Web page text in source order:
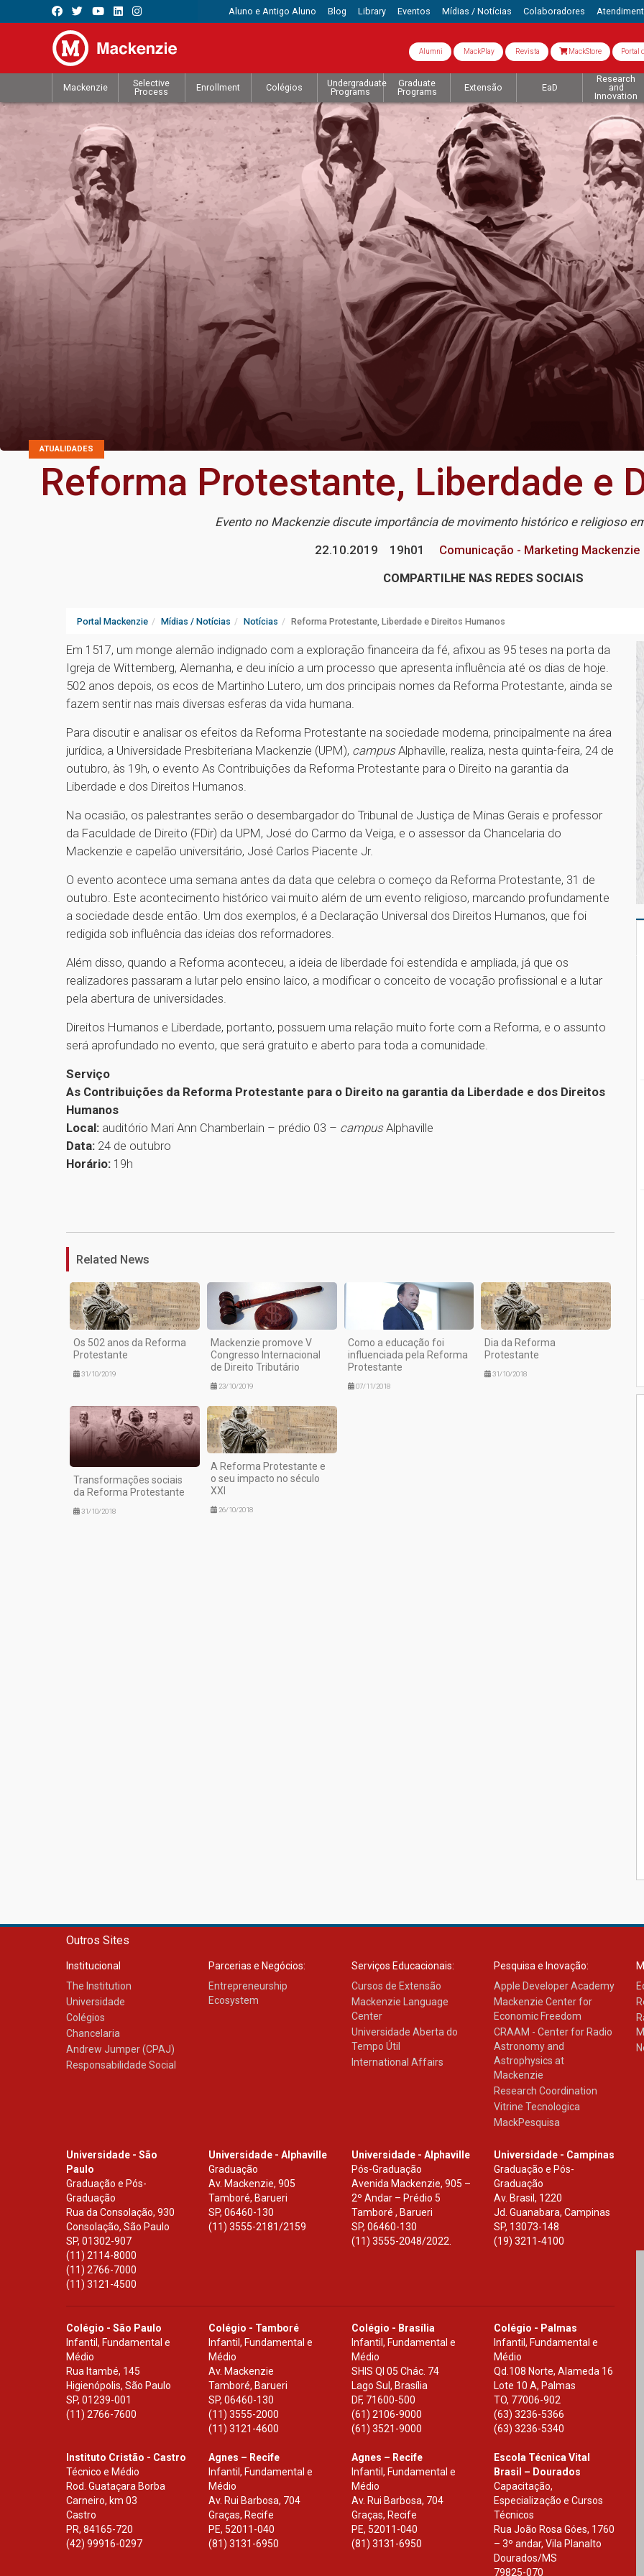
Aluno e Antigo Aluno Blog Library Eventos Mídias / Notícias Colaboradores
Alumni MackPlay Revista MackStore Portal
Mackenzie
Selective
Process
Enrollment Colégios
Undergraduate
Programs
Graduate
Programs
Extensão EaD
Research
and
Innovation
ATUALIDADES
Reforma Protestante, Liberdade e
Evento no Mackenzie discute importância de movimento histórico e religioso
22.10.2019
19h01
Comunicação - Marketing Mackenzie
COMPARTILHE NAS REDES SOCIAIS
Portal Mackenzie Mídias / Notícias Notícias Reforma Protestante, Liberdade e Direitos Humanos
Em 1517, um monge alemão indignado com a exploração financeira da fé, afixou as 95 teses na porta da
Igreja de Wittemberg, Alemanha, e deu início a um processo que apresenta influência até os dias de hoje.
502 anos depois, os ecos de Martinho Lutero, um dos principais nomes da Reforma Protestante, ainda se
fazem sentir nas mais diversas esferas da vida humana.
Para discutir e analisar os efeitos da Reforma Protestante na sociedade moderna, principalmente na área
jurídica, a Universidade Presbiteriana Mackenzie (UPM), campus Alphaville, realiza, nesta quinta-feira, 24 de
outubro, às 19h, o evento As Contribuições da Reforma Protestante para o Direito na garantia da
Liberdade e dos Direitos Humanos.
Na ocasião, os palestrantes serão o desembargador do Tribunal de Justiça de Minas Gerais e professor
da Faculdade de Direito (FDir) da UPM, José do Carmo da Veiga, e o assessor da Chancelaria do
Mackenzie e capelão universitário, José Carlos Piacente Jr.
O evento acontece uma semana antes da data que celebra o começo da Reforma Protestante, 31 de
outubro. Este acontecimento histórico vai muito além de um evento religioso, marcando profundamente
a sociedade desde então. Um dos exemplos, é a Declaração Universal dos Direitos Humanos, que foi
redigida sob influência das ideias dos reformadores.
Além disso, quando a Reforma aconteceu, a ideia de liberdade foi estendida e ampliada, já que os
realizadores passaram a lutar pelo ensino laico, a modificar o conceito de vocação profissional e a lutar
pela abertura de universidades.
Direitos Humanos e Liberdade, portanto, possuem uma relação muito forte com a Reforma, e o assunto
será aprofundado no evento, que será gratuito e aberto para toda a comunidade.
Serviço
As Contribuições da Reforma Protestante para o Direito na garantia da Liberdade e dos Direitos
Humanos
Local: auditório Mari Ann Chamberlain – prédio 03 – campus Alphaville
Data: 24 de outubro
Horário: 19h
Related News
Os 502 anos da Reforma
Protestante
31/10/2019
Mackenzie promove V
Congresso Internacional
de Direito Tributário
23/10/2019
Como a educação foi
influenciada pela Reforma
Protestante
07/11/2018
Dia da Reforma
Protestante
31/10/2018
Transformações sociais
da Reforma Protestante
31/10/2018
A Reforma Protestante e
o seu impacto no século
XXI
26/10/2018
Outros Sites
Institucional
The Institution
Universidade
Colégios
Chancelaria
Andrew Jumper (CPAJ)
Responsabilidade Social
Parcerias e Negócios:
Entrepreneurship
Ecosystem
Serviços Educacionais:
Cursos de Extensão
Mackenzie Language
Center
Universidade Aberta do
Tempo Útil
International Affairs
Pesquisa e Inovação:
Apple Developer Academy
Mackenzie Center for
Economic Freedom
CRAAM - Center for Radio
Astronomy and
Astrophysics at
Mackenzie
Research Coordination
Vitrine Tecnologica
MackPesquisa
Universidade - São
Paulo
Graduação e Pós-
Graduação
Rua da Consolação, 930
Consolação, São Paulo
SP, 01302-907
(11) 2114-8000
(11) 2766-7000
(11) 3121-4500
Universidade - Alphaville
Graduação
Av. Mackenzie, 905
Tamboré, Barueri
SP,06460-130
(11) 3555-2181/2159
Universidade - Alphaville
Pós-Graduação
Avenida Mackenzie, 905 –
2º Andar – Prédio 5
Tamboré , Barueri
SP, 06460-130
(11) 3555-2048/2022.
Universidade - Campinas
Graduação e Pós-
Graduação
Av. Brasil, 1220
Jd. Guanabara, Campinas
SP, 13073-148
(19) 3211-4100
Colégio - São Paulo
Infantil, Fundamental e
Médio
Rua Itambé, 145
Higienópolis, São Paulo
SP, 01239-001
(11) 2766-7600
Colégio - Tamboré
Infantil, Fundamental e
Médio
Av. Mackenzie
Tamboré, Barueri
SP,06460-130
(11) 3555-2000
(11) 3121-4600
Colégio - Brasília
Infantil, Fundamental e
Médio
SHIS Ql 05 Chác. 74
Lago Sul, Brasília
DF, 71600-500
(61) 2106-9000
(61) 3521-9000
Colégio - Palmas
Infantil, Fundamental e
Médio
Qd.108 Norte, Alameda 16
Lote 10 A, Palmas
TO, 77006-902
(63) 3236-5366
(63) 3236-5340
Instituto Cristão - Castro
Técnico e Médio
Rod. Guataçara Borba
Carneiro, km 03
Castro
PR, 84165-720
(42) 99916-0297
Agnes – Recife
Infantil, Fundamental e
Médio
Av. Rui Barbosa, 704
Graças, Recife
PE, 52011-040
(81) 3131-6950
Agnes – Recife
Infantil, Fundamental e
Médio
Av. Rui Barbosa, 704
Graças, Recife
PE, 52011-040
(81) 3131-6950
Escola Técnica Vital
Brasil – Dourados
Capacitação,
Especialização e Cursos
Técnicos
Rua João Rosa Góes, 1760
– 3º andar, Vila Planalto
Dourados/MS
79825-070